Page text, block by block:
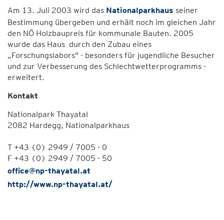
Am 13. Juli 2003 wird das Nationalparkhaus seiner
Bestimmung übergeben und erhält noch im gleichen Jahr
den NÖ Holzbaupreis für kommunale Bauten. 2005
wurde das Haus durch den Zubau eines
„Forschungslabors" - besonders für jugendliche Besucher
und zur Verbesserung des Schlechtwetterprogramms -
erweitert.
Kontakt
Nationalpark Thayatal
2082 Hardegg, Nationalparkhaus
T +43 (0) 2949 / 7005 - 0
F +43 (0) 2949 / 7005 - 50
office@np-thayatal.at
http://www.np-thayatal.at/